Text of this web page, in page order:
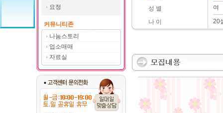
요정
커뮤니티존
나눔스토리
업소매매
자료실
성 별
나 이
여
20